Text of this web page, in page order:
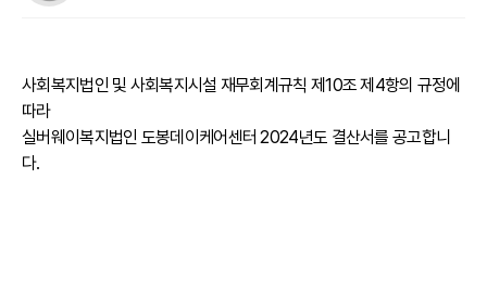
사회복지법인 및 사회복지시설 재무회계규칙 제10조 제4항의 규정에
따라
실버웨이복지법인 도봉데이케어센터 2024년도 결산서를 공고합니
다.